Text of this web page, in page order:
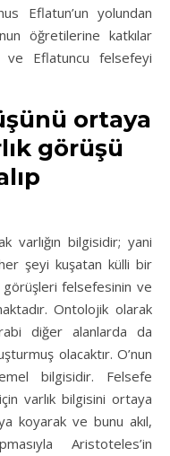
Eflatun’un yolundan
öğretilerine katkılar
ve Eflatuncu felsefeyi
ortaya
görüşü
varlığın bilgisidir; yani
şeyi kuşatan külli bir
görüşleri felsefesinin ve
Ontolojik olarak
diğer alanlarda da
olacaktır. O’nun
bilgisidir. Felsefe
varlık bilgisini ortaya
koyarak ve bunu akıl,
Aristoteles’in